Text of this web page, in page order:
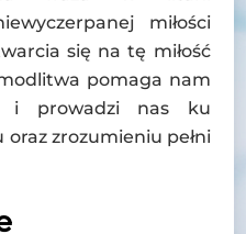
miłości
się na tę miłość
pomaga nam
i prowadzi nas ku
zrozumieniu pełni